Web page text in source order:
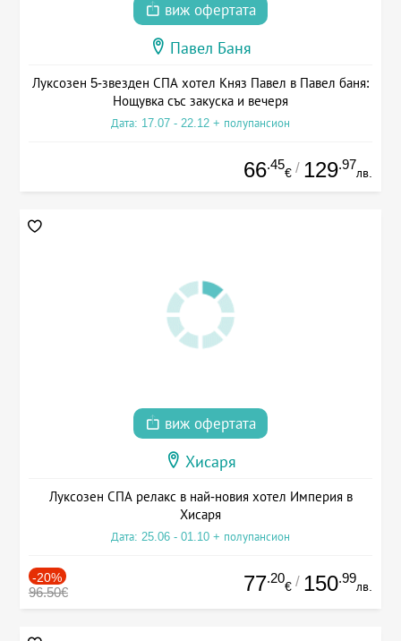
виж офертата
Павел Баня
Луксозен 5-звезден СПА хотел Княз Павел в Павел баня:
Нощувка със закуска и вечеря
Дата: 17.07 - 22.12 + полупансион
66.45
€ / 129.97
лв.
виж офертата
Хисаря
Луксозен СПА релакс в най-новия хотел Империя в
Хисаря
Дата: 25.06 - 01.10 + полупансион
-20%
96.50€ 77.20
€ / 150.99
лв.